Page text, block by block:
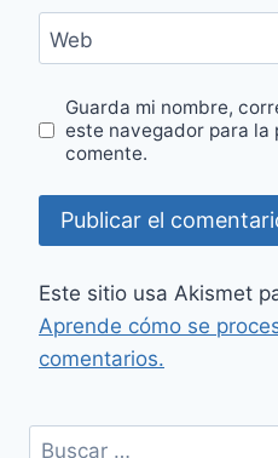
Web
Guarda mi nombre,
este navegador para la
comente.
Este sitio usa Akismet
Aprende cómo se
comentarios.
Buscar: